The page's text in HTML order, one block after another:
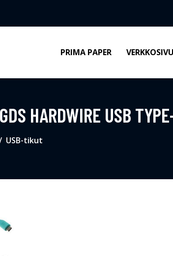
PRIMA PAPER
HARDWIRE USB
USB-tikut